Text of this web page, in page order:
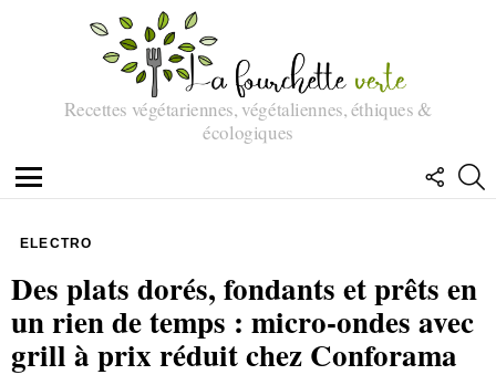
Recettes végétariennes, végétaliennes, éthiques &
écologiques
Menu
NOUS
ELECTRO
Des plats dorés, fondants et prêts en
un rien de temps : micro-ondes avec
grill à prix réduit chez Conforama